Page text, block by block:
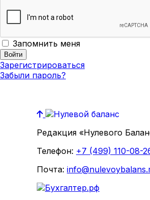
Запомнить меня
Зарегистрироваться
Забыли пароль?
Редакция «Нулевого
Телефон: +7 (499) 110-08-
Почта: